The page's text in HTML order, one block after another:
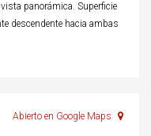
panorámica. Superficie
descendente hacia ambas
Abierto en Google Maps